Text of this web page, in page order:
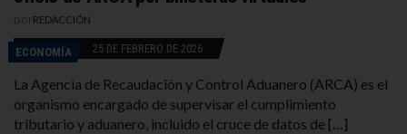
REDACCIÓN
ECONOMÍA 25 DE FEBRERO DE 2026
La Agencia de Recaudación y Control Aduanero (ARCA) es el
organismo encargado de supervisar el cumplimiento
tributario y aduanero, incluido el cruce de datos de […]